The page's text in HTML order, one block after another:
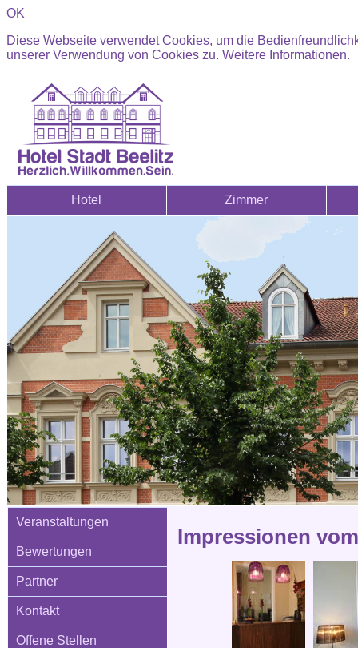
OK
Diese Webseite verwendet Cookies, um die
unserer Verwendung von Cookies zu. Weitere Informationen.
Hotel Zimmer
Veranstaltungen
Bewertungen
Partner
Kontakt
Offene Stellen
Impressionen